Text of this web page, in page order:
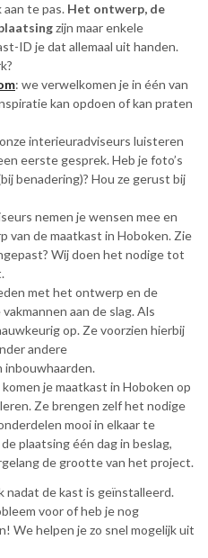
te pas. Het ontwerp, de
zijn maar enkele
ID je dat allemaal uit handen.
: we verwelkomen je in één van
kan opdoen of kan praten
interieuradviseurs luisteren
eerste gesprek. Heb je foto’s
benadering)? Hou ze gerust bij
nemen je wensen mee en
van de maatkast in Hoboken. Zie
Wij doen het nodige tot
met het ontwerp en de
aan de slag. Als
op. Ze voorzien hierbij
andere
inbouwhaarden.
je maatkast in Hoboken op
Ze brengen zelf het nodige
mooi in elkaar te
plaatsing één dag in beslag,
de grootte van het project.
nadat de kast is geïnstalleerd.
voor of heb je nog
We helpen je zo snel mogelijk uit